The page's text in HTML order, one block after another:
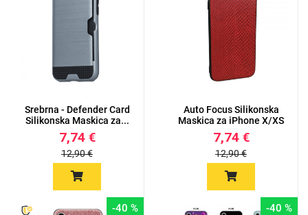
Srebrna - Defender Card
Silikonska Maskica za...
7,74 €
12,90 €
Auto Focus Silikonska
Maskica za iPhone X/XS
7,74 €
12,90 €
-40 % -40 %